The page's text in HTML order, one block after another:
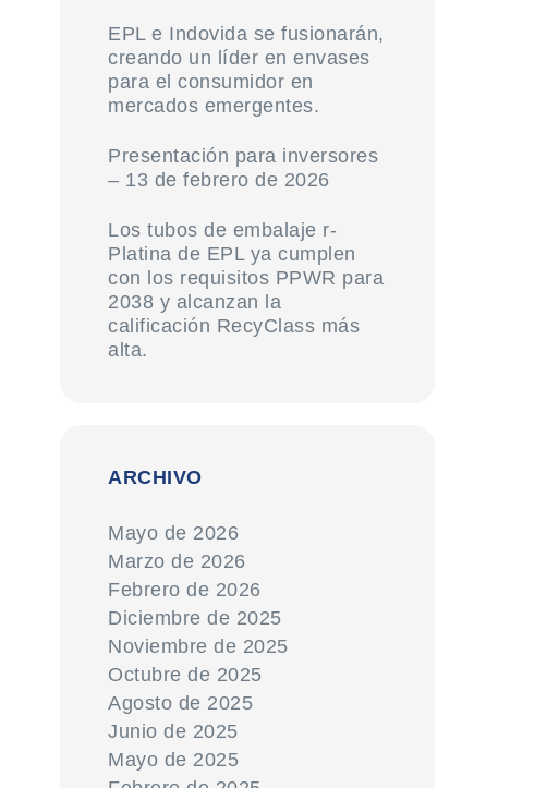
EPL e Indovida se fusionarán,
creando un líder en envases
para el consumidor en
mercados emergentes.
Presentación para inversores
– 13 de febrero de 2026
Los tubos de embalaje r-
Platina de EPL ya cumplen
con los requisitos PPWR para
2038 y alcanzan la
calificación RecyClass más
alta.
ARCHIVO
Mayo de 2026
Marzo de 2026
Febrero de 2026
Diciembre de 2025
Noviembre de 2025
Octubre de 2025
Agosto de 2025
Junio de 2025
Mayo de 2025